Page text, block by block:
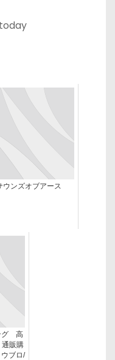
ウンズオブアース
グ 高
通販購
ブロ/